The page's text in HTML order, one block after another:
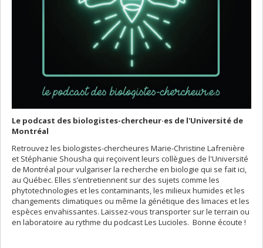
Le podcast des biologistes-chercheur·es de l'Université de
Montréal
Retrouvez les biologistes-chercheures Marie-Christine Lafrenière
et Stéphanie Shousha qui reçoivent leurs collègues de l'Université
de Montréal pour vulgariser la recherche en biologie qui se fait ici,
au Québec. Elles s’entretiennent sur des sujets comme les
phytotechnologies et les contaminants, les milieux humides et les
changements climatiques ou même la génétique des limaces et les
espèces envahissantes. Laissez-vous transporter sur le terrain ou
en laboratoire au rythme du podcast Les Lucioles. Bonne écoute !